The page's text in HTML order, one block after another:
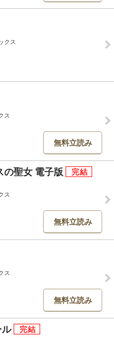
クス
ス
無料立読み
の聖女 電子版
ス
無料立読み
ス
無料立読み
ル